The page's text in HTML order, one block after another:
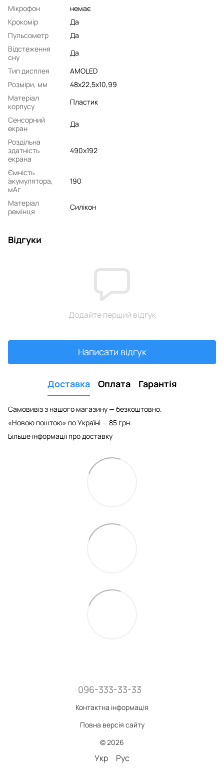
Мікрофон
немає
Крокомір
Да
Пульсометр
Да
Відстеження
сну
Да
Тип дисплея
AMOLED
Розміри, мм
48x22,5x10,99
Матеріал
корпусу
Пластик
Сенсорний
екран
Да
Роздільна
здатність
екрана
490x192
Ємність
акумулятора,
мАг
190
Матеріал
ремінця
Силікон
Відгуки
Додайте перший відгук
Написати відгук
Доставка Оплата Гарантія
Самовивіз з нашого магазину — безкоштовно.
«Новою поштою» по Україні — 85 грн.
Більше інформації про доставку
096-333-33-33
Контактна інформація
Повна версія сайту
© 2026
Укр Рус